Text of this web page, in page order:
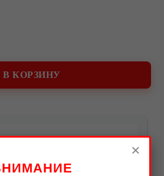
В КОРЗИНУ
×